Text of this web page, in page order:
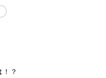
！？